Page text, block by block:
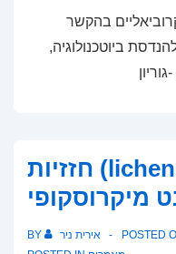
בהקשר
ביוטכנולוגיה,
חזזיות (lichens) ושימור חומרי
BY אירית ניר POSTED